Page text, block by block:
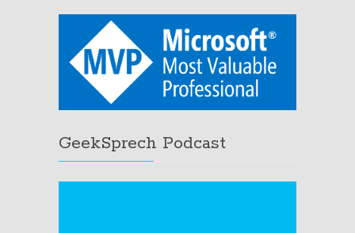
GeekSprech Podcast